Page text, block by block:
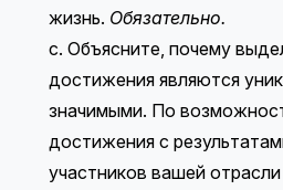
жизнь. Обязательно.
c. Объясните, почему
достижения являются
значимыми. По
достижения с
участников вашей